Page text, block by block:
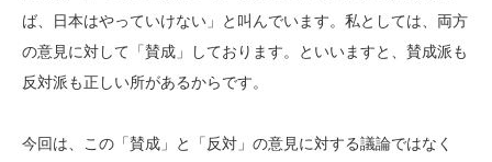
ば、日本はやっていけない」と叫んでいます。私としては、両方
の意見に対して「賛成」しております。といいますと、賛成派も
反対派も正しい所があるからです。
今回は、この「賛成」と「反対」の意見に対する議論ではなく